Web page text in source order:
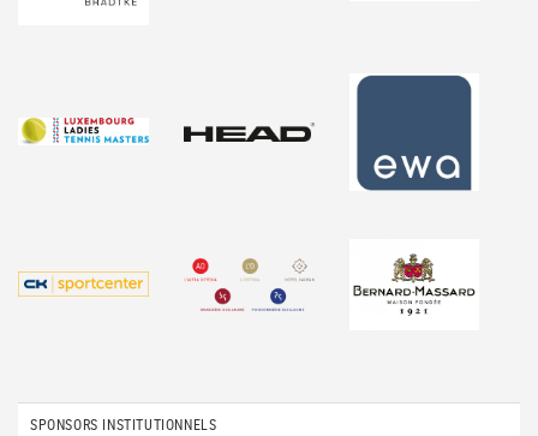
SPONSORS INSTITUTIONNELS